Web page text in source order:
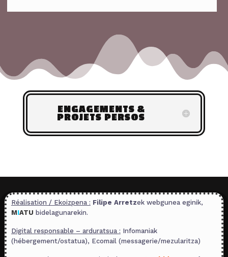
ENGAGEMENTS &
PROJETS PERSOS
Réalisation / Ekoizpena : Filipe Arretzek webgunea eginik,
MIATU bidelagunarekin.
Digital responsable – arduratsua : Infomaniak
(hébergement/ostatua), Ecomail (messagerie/mezularitza)